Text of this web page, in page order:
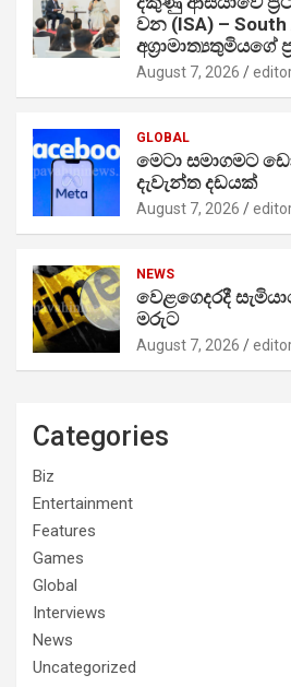
වන (ISA) –
අග්‍රාමාත්‍යතුමියගේ
August 7, 2026
GLOBAL
මෙටා සමාගමට
දැවැන්ත දඩයක්
August 7, 2026
NEWS
වෙළගෙදරදී
මරුට
August 7, 2026
Categories
Biz
Entertainment
Features
Games
Global
Interviews
News
Uncategorized